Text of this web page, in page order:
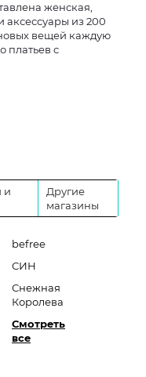
женская,
аксессуары из 200
вещей каждую
платьев с
и
Другие
магазины
befree
СИН
Снежная
Королева
Смотреть
все